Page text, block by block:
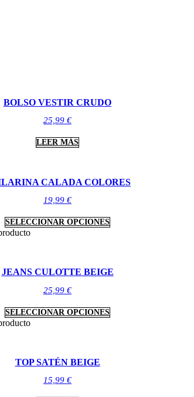
BOLSO VESTIR CRUDO
25,99 €
LEER MÁS
CALADA COLORES
19,99 €
SELECCIONAR OPCIONES
JEANS CULOTTE BEIGE
25,99 €
SELECCIONAR OPCIONES
TOP SATÉN BEIGE
15,99 €